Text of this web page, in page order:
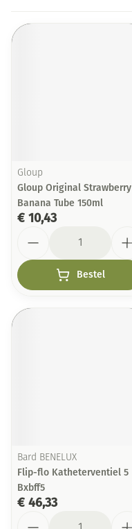
Gloup
Gloup Original Strawberry
Banana Tube 150ml
€ 10,43
Bestel
Bard BENELUX
Flip-flo Katheterventiel 5
Bxbff5
€ 46,33